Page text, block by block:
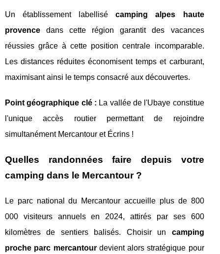
Un établissement labellisécamping alpes haute
provence dans cette région garantit des vacances
réussies grâce à cette position centrale incomparable.
Les distances réduites économisent temps et carburant,
maximisant ainsi le temps consacré aux découvertes.
Point géographique clé : La vallée de l'Ubaye constitue
l'unique accès routier permettant de rejoindre
simultanément Mercantour et Écrins !
Quelles randonnées faire depuis votre
camping dans le Mercantour ?
Le parc national du Mercantour accueille plus de 800
000 visiteurs annuels en 2024, attirés par ses 600
kilomètres de sentiers balisés. Choisir un camping
proche parc mercantourdevient alors stratégique pour